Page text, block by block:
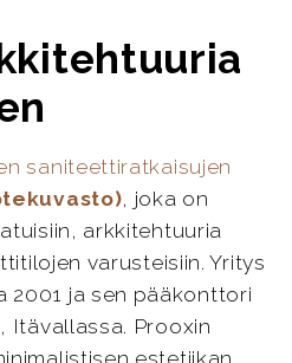
saniteettiratkaisujen
, joka on
arkkitehtuuria
varusteisiin. Yritys
2001 ja sen pääkonttori
Itävallassa. Prooxin